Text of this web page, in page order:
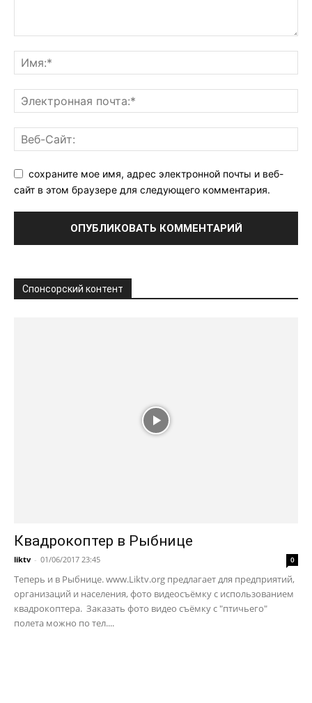
сохраните мое имя, адрес электронной почты и веб-
сайт в этом браузере для следующего комментария.
Спонсорский контент
Квадрокоптер в Рыбнице
liktv - 01/06/2017 23:45 0
Теперь и в Рыбнице. www.Liktv.org предлагает для предприятий,
организаций и населения, фото видеосъёмку с использованием
квадрокоптера. Заказать фото видео съёмку с "птичьего"
полета можно по тел....